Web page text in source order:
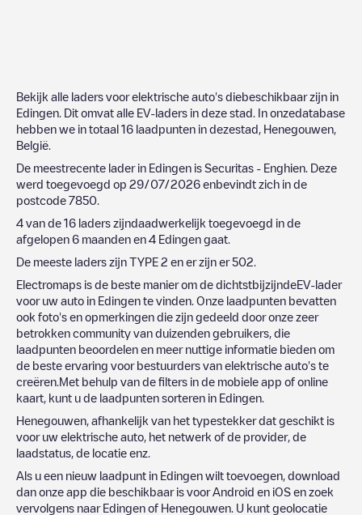
Bekijk alle laders voor elektrische auto's diebeschikbaar zijn in
Edingen . Dit omvat alle EV-laders in deze stad. In onzedatabase
hebben we in totaal 16 laadpunten in dezestad, Henegouwen
België
De meestrecente lader in Edingen is Securitas - Enghien . Deze
werd toegevoegd op 29/07/2026 enbevindt zich in de
postcode 7850
4 van de 16 laders zijndaadwerkelijk toegevoegd in de
afgelopen 6 maanden en 4 Edingen gaat.
De meeste laders zijn TYPE 2 en er zijn er502
Electromaps is de beste manier om de dichtstbijzijndeEV-lader
voor uw auto in Edingen te vinden. Onze laadpunten bevatten
ook foto's en opmerkingen die zijn gedeeld door onze zeer
betrokken community van duizenden gebruikers, die
laadpunten beoordelen en meer nuttige informatie bieden om
de beste ervaring voor bestuurders van elektrische auto's te
creëren.Met behulp van de filters in de mobiele app of online
kaart, kunt u de laadpunten sorteren in Edingen
Henegouwen , afhankelijk van het typestekker dat geschikt is
voor uw elektrische auto, het netwerk of de provider, de
laadstatus, de locatie enz.
Als u een nieuw laadpunt in Edingen wilt toevoegen, download
dan onze app die beschikbaar is voor Android en iOS en zoek
vervolgens naar Edingen of Henegouwen . U kunt geolocatie